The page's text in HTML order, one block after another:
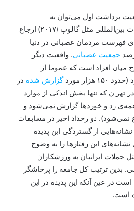
برداشت اول می‌توان به
نظرسنجی‌های موسسات بین‌المللی مثل گالوپ (۲۰۱۷) ارجاع
فهرست‌ مردمان عصبانی در دنیا
جمعیت عصبانی. واقعیت دیگر
میان افراد است که عموما از
مورد
گزارش شده در
شش ماه اول سال ۹۷ در تهران که تنها بخش اندکی از موارد
زد و خوردها گزارش نمی‌شود و
نمی‌شود). دو رخداد اخیر در مسابقات
نشانه‌هایی از گستردگی این پدیده
این رفتارها را به وضوح
حملات ایرانیان به ورزشکاران
بدین ترتیب کل جامعه را پرخاشگر
در عین آنکه این پدیده در این
است.